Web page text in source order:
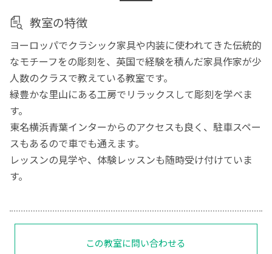
教室の特徴
ヨーロッパでクラシック家具や内装に使われてきた伝統的
なモチーフをの彫刻を、英国で経験を積んだ家具作家が少
人数のクラスで教えている教室です。
緑豊かな里山にある工房でリラックスして彫刻を学べま
す。
東名横浜青葉インターからのアクセスも良く、駐車スペー
スもあるので車でも通えます。
レッスンの見学や、体験レッスンも随時受け付けていま
す。
この教室に問い合わせる